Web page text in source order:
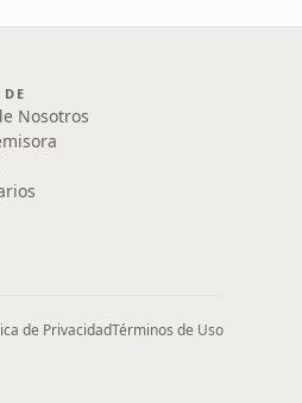
Nosotros
de PrivacidadTérminos de Uso